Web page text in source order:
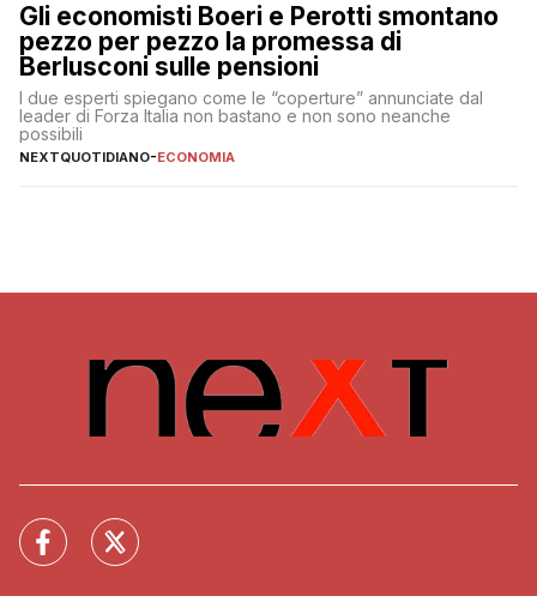
Gli economisti Boeri e Perotti smontano
pezzo per pezzo la promessa di
Berlusconi sulle pensioni
I due esperti spiegano come le “coperture” annunciate dal
leader di Forza Italia non bastano e non sono neanche
possibili
NEXTQUOTIDIANO-ECONOMIA